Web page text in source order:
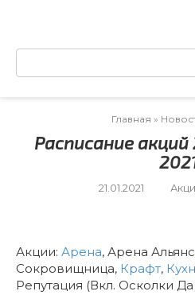
Поиск:
Главная »
Расписание
21.01.2021
Акции: Арена, Арена
Сокровищница, Крафт,
Репутация (Вкл. Осколки